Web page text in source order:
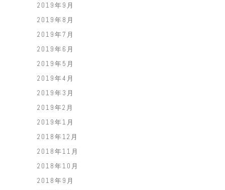
2019年9月
2019年8月
2019年7月
2019年6月
2019年5月
2019年4月
2019年3月
2019年2月
2019年1月
2018年12月
2018年11月
2018年10月
2018年9月